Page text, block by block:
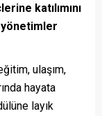
katılımını
ulaşım,
hayata
layık